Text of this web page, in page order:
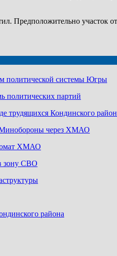
Предположительно участок
политической системы Югры
политических партий
трудящихся Кондинского
Минобороны через ХМАО
ХМАО
зону СВО
района